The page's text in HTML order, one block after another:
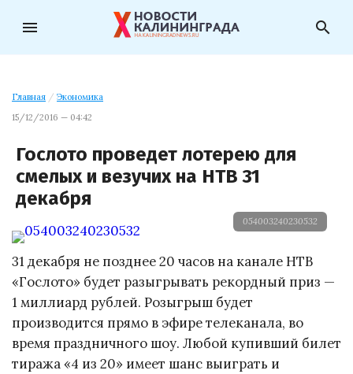
menu search
Главная / Экономика
15/12/2016 — 04:42
Гослото проведет лотерею для
смелых и везучих на НТВ 31
декабря
054003240230532
31 декабря не позднее 20 часов на канале НТВ
«Гослото» будет разыгрывать рекордный приз —
1 миллиард рублей. Розыгрыш будет
производится прямо в эфире телеканала, во
время праздничного шоу. Любой купивший билет
тиража «4 из 20» имеет шанс выиграть и